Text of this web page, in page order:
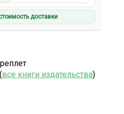
доставки
все книги издательства)